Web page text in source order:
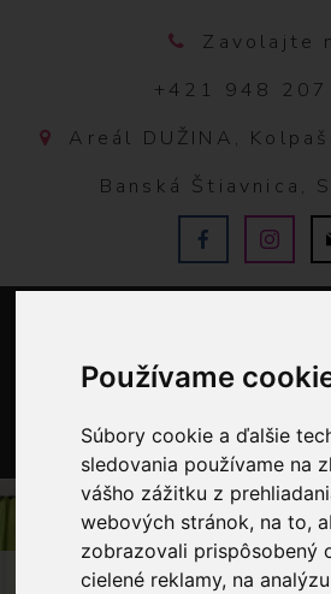
Používame
Súbory cookie a ďalšie
sledovania používame na
vášho zážitku z
webových stránok, na to,
zobrazovali prispôsobený
cielené reklamy, na
Zavolajte
+421 948
Areál DUŽINA,
Banská Štiavnica,
0
OBCHOD